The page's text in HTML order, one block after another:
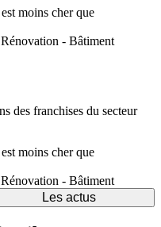
moins cher que
- Bâtiment
des franchises du secteur
moins cher que
- Bâtiment
Les actus